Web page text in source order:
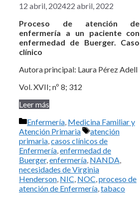
12 abril, 202422 abril, 2022
Proceso de atención de
enfermería a un paciente con
enfermedad de Buerger. Caso
clínico
Autora principal: Laura Pérez Adell
Vol. XVII; nº 8; 312
Leer más
Categorías
Enfermería, Medicina Familiar y
Atención Primaria
Etiquetas
atención
primaria,casos clínicos de
Enfermería,enfermedad de
Buerger,enfermería, NANDA,
necesidades de Virginia
Henderson, NIC, NOC,proceso de
atención de Enfermería,tabaco